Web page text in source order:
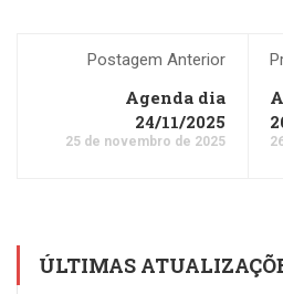
Postagem Anterior
Agenda dia
24/11/2025
25 de novembro de 2025
ÚLTIMAS